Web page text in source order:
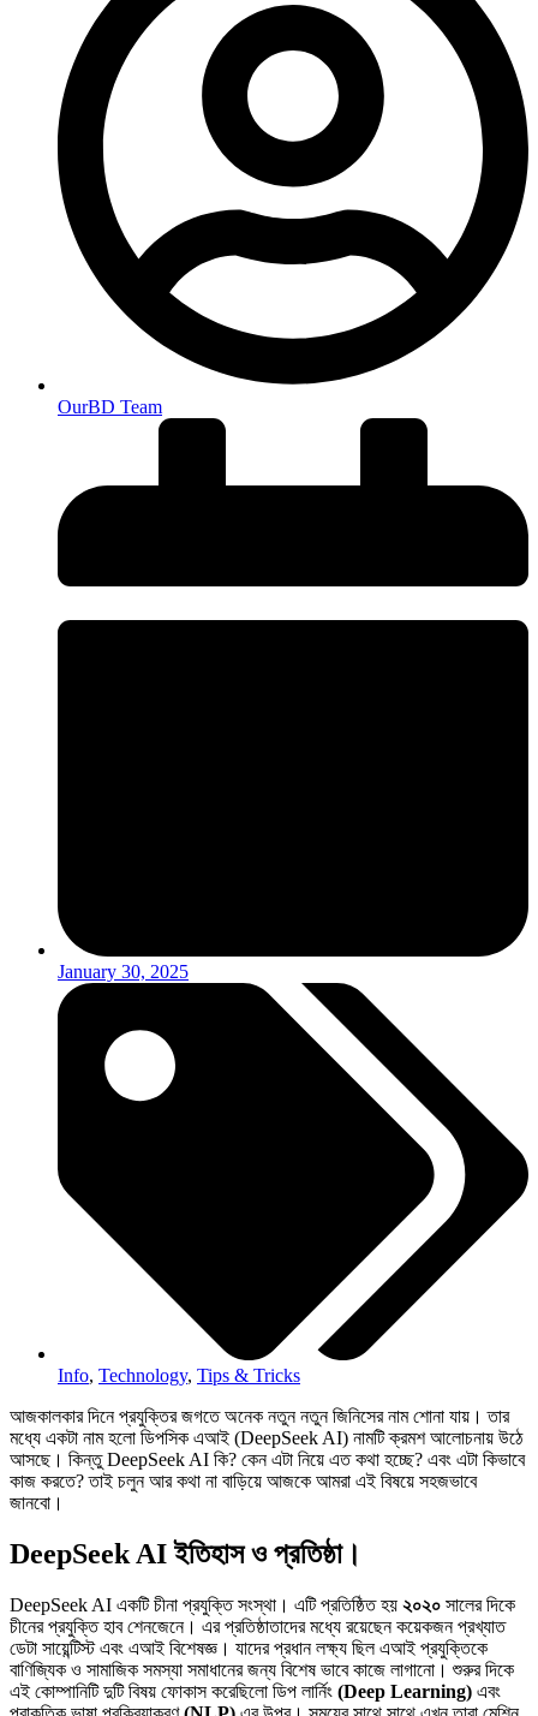
OurBD Team
January 30, 2025
Info, Technology, Tips & Tricks
আজকালকার দিনে প্রযুক্তির জগতে অনেক নতুন নতুন জিনিসের নাম শোনা যায়। তার
মধ্যে একটা নাম হলো ডিপসিক এআই (DeepSeek AI) নামটি ক্রমশ আলোচনায় উঠে
আসছে। কিন্তু DeepSeek AI কি? কেন এটা নিয়ে এত কথা হচ্ছে? এবং এটা কিভাবে
কাজ করতে? তাই চলুন আর কথা না বাড়িয়ে আজকে আমরা এই বিষয়ে সহজভাবে
জানবো।
DeepSeek AI ইতিহাস ও প্রতিষ্ঠা।
DeepSeek AI একটি চীনা প্রযুক্তি সংস্থা। এটি প্রতিষ্ঠিত হয় ২০২০ সালের দিকে
চীনের প্রযুক্তি হাব শেনজেনে। এর প্রতিষ্ঠাতাদের মধ্যে রয়েছেন কয়েকজন প্রখ্যাত
ডেটা সায়েন্টিস্ট এবং এআই বিশেষজ্ঞ। যাদের প্রধান লক্ষ্য ছিল এআই প্রযুক্তিকে
বাণিজ্যিক ও সামাজিক সমস্যা সমাধানের জন্য বিশেষ ভাবে কাজে লাগানো। শুরুর দিকে
এই কোম্পানিটি দুটি বিষয় ফোকাস করেছিলো ডিপ লার্নিং (Deep Learning) এবং